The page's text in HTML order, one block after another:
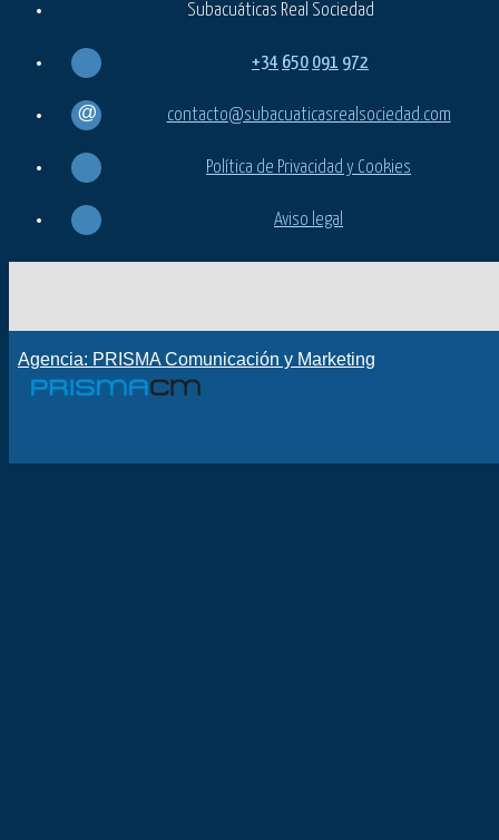
Subacuáticas Real Sociedad
+34 650 091 972
contacto@subacuaticasrealsociedad.com
Política de Privacidad y Cookies
Aviso legal
Agencia: PRISMA Comunicación y Marketing